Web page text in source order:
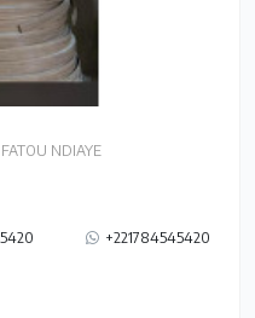
NDIAYE
+221784545420